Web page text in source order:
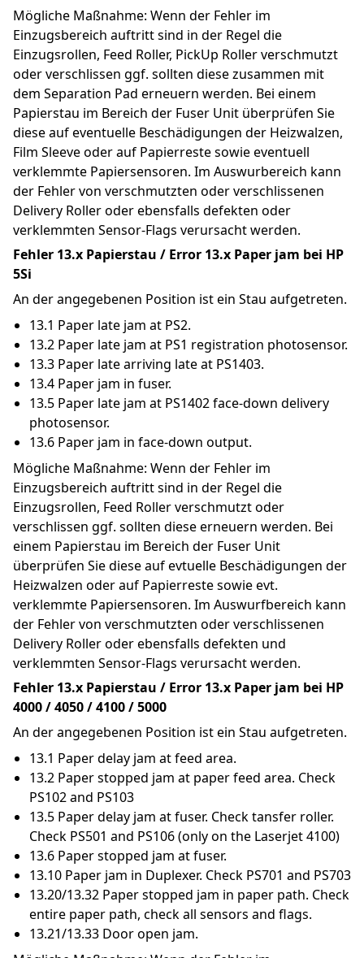
Mögliche Maßnahme: Wenn der Fehler im
Einzugsbereich auftritt sind in der Regel die
Einzugsrollen, Feed Roller, PickUp Roller verschmutzt
oder verschlissen ggf. sollten diese zusammen mit
dem Separation Pad erneuern werden. Bei einem
Papierstau im Bereich der Fuser Unit überprüfen Sie
diese auf eventuelle Beschädigungen der Heizwalzen,
Film Sleeve oder auf Papierreste sowie eventuell
verklemmte Papiersensoren. Im Auswurbereich kann
der Fehler von verschmutzten oder verschlissenen
Delivery Roller oder ebensfalls defekten oder
verklemmten Sensor-Flags verursacht werden.
Fehler 13.x Papierstau / Error 13.x Paper jam bei HP
5Si
An der angegebenen Position ist ein Stau aufgetreten.
13.1 Paper late jam at PS2.
13.2 Paper late jam at PS1 registration photosensor.
13.3 Paper late arriving late at PS1403.
13.4 Paper jam in fuser.
13.5 Paper late jam at PS1402 face-down delivery
photosensor.
13.6 Paper jam in face-down output.
Mögliche Maßnahme: Wenn der Fehler im
Einzugsbereich auftritt sind in der Regel die
Einzugsrollen, Feed Roller verschmutzt oder
verschlissen ggf. sollten diese erneuern werden. Bei
einem Papierstau im Bereich der Fuser Unit
überprüfen Sie diese auf evtuelle Beschädigungen der
Heizwalzen oder auf Papierreste sowie evt.
verklemmte Papiersensoren. Im Auswurfbereich kann
der Fehler von verschmutzten oder verschlissenen
Delivery Roller oder ebensfalls defekten und
verklemmten Sensor-Flags verursacht werden.
Fehler 13.x Papierstau / Error 13.x Paper jam bei HP
4000 / 4050 / 4100 / 5000
An der angegebenen Position ist ein Stau aufgetreten.
13.1 Paper delay jam at feed area.
13.2 Paper stopped jam at paper feed area. Check
PS102 and PS103
13.5 Paper delay jam at fuser. Check tansfer roller.
Check PS501 and PS106 (only on the Laserjet 4100)
13.6 Paper stopped jam at fuser.
13.10 Paper jam in Duplexer. Check PS701 and PS703
13.20/13.32 Paper stopped jam in paper path. Check
entire paper path, check all sensors and flags.
13.21/13.33 Door open jam.